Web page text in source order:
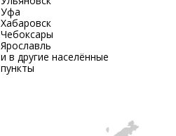
Уфа
Хабаровск
Чебоксары
Ярославль
и в другие населённые
пункты